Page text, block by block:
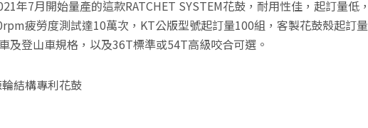
年7月開始量產的這款RATCHET SYSTEM花鼓，耐用性佳，起訂量低，
疲勞度測試達10萬次，KT公版型號起訂量100組，客製花鼓殼起訂量
及登山車規格，以及36T標準或54T高級咬合可選。
結構專利花鼓